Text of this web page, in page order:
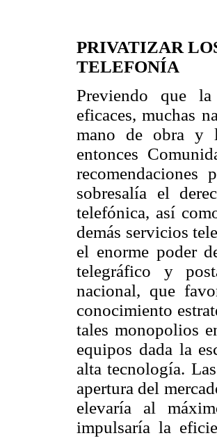
PRIVATIZAR
TELEFONÍA
Previendo que la
eficaces, muchas
mano de obra y
entonces
recomendaciones
sobresalía el
telefónica, así
demás servicios
el enorme poder
telegráfico y
nacional, que
conocimiento
tales monopolios
equipos dada la
alta tecnología.
apertura del
elevaría al
impulsaría la